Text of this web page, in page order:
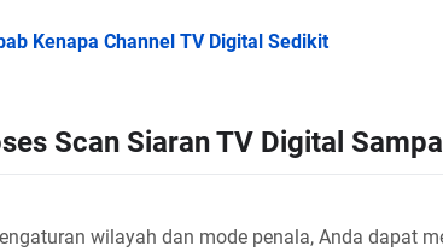
Kenapa Channel TV Digital Sedikit
Scan Siaran TV Digital
wilayah dan mode penala, Anda dapat